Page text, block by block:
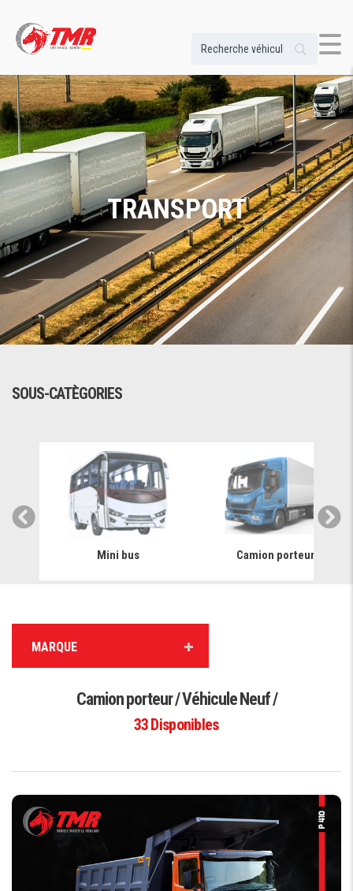
TRANSPORT
SOUS-CATÈGORIES
Mini bus Camion porteur
MARQUE
Camion porteur / Véhicule Neuf /
33Disponibles